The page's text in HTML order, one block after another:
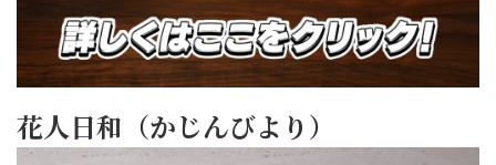
花人日和（かじんびより）